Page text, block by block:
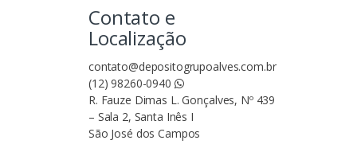
Contato e
Localização
contato@depositogrupoalves.com.br
(12) 98260-0940
R. Fauze Dimas L. Gonçalves, Nº 439
– Sala 2, Santa Inês I
São José dos Campos